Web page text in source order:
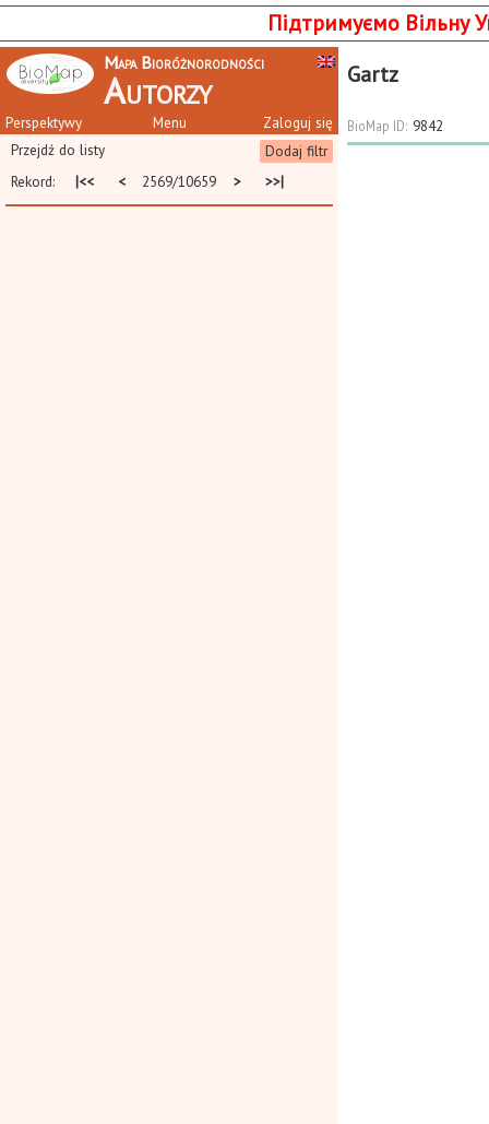
Підтримуємо Вільну
Mapa Bioróżnorodności
Autorzy
Perspektywy Zaloguj się
Menu
Dodaj filtr
Przejdź do listy
Rekord:
|<< < 2569/10659 > >>|
Gartz
BioMap ID: 9842